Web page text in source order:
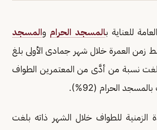
للعناية بالمسجد الحرام والمسجد
زمن العمرة خلال شهر جمادى الأولى بلغ
وبلغت نسبة من أدَّى من المعتمرين الطواف
الحرام (92%).
الزمنية للطواف خلال الشهر ذاته بلغت